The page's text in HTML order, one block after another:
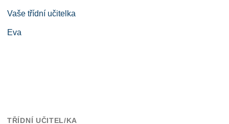
Vaše třídní učitelka
Eva
TŘÍDNÍ UČITEL/KA